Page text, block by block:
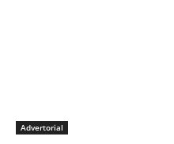
Advertorial